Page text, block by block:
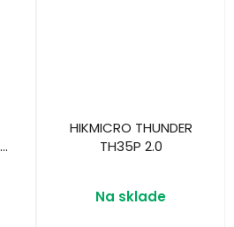
HIKMICRO THUNDER
TH35P 2.0
Na sklade